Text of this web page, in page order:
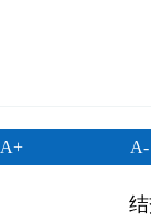
A+ A-